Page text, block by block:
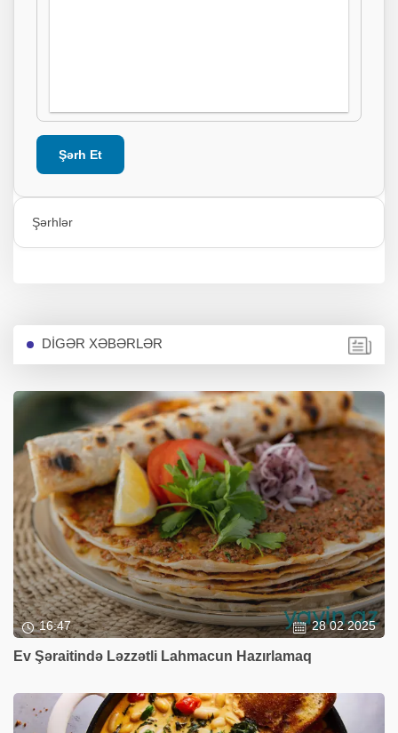
Şərh Et
Şərhlər
DİGƏR XƏBƏRLƏR
16:47 28 02 2025
Ev Şəraitində Ləzzətli Lahmacun Hazırlamaq